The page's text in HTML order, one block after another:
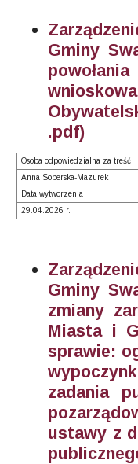
Gminy
.pdf)
Osoba odpowiedzialna za treść
Anna Soberska-Mazurek
Data wytworzenia
29.04.2026 r.
Gminy
zmiany
Miasta i
sprawie:
zadania
ustawy z